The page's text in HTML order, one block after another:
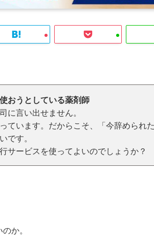
おうとしている薬剤師
に言い出せません。
ています。だからこそ、「今辞められた
です。
サービスを使ってよいのでしょうか？
か。